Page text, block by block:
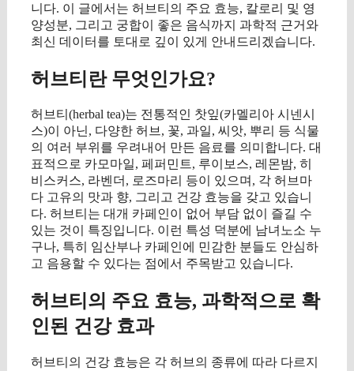
니다. 이 글에서는 허브티의 주요 효능, 칼로리 및 영
양성분, 그리고 궁합이 좋은 음식까지 과학적 근거와
최신 데이터를 토대로 깊이 있게 안내드리겠습니다.
허브티란 무엇인가요?
허브티(herbal tea)는 전통적인 찻잎(카멜리아 시넨시
스)이 아닌, 다양한 허브, 꽃, 과일, 씨앗, 뿌리 등 식물
의 여러 부위를 우려내어 만든 음료를 의미합니다. 대
표적으로 카모마일, 페퍼민트, 루이보스, 레몬밤, 히
비스커스, 라벤더, 로즈마리 등이 있으며, 각 허브마
다 고유의 맛과 향, 그리고 건강 효능을 갖고 있습니
다. 허브티는 대개 카페인이 없어 부담 없이 즐길 수
있는 것이 특징입니다. 이런 특성 덕분에 남녀노소 누
구나, 특히 임산부나 카페인에 민감한 분들도 안심하
고 음용할 수 있다는 점에서 주목받고 있습니다.
허브티의 주요 효능, 과학적으로 확
인된 건강 효과
허브티의 건강 효능은 각 허브의 종류에 따라 다르지